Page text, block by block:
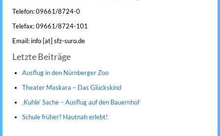
Telefon: 09661/8724-0
Telefax: 09661/8724-101
Email: info [at] sfz-suro.de
Letzte Beiträge
Ausflug in den Nürnberger Zoo
Theater Maskara – Das Glückskind
‚Kuhle‘ Sache – Ausflug auf den Bauernhof
Schule früher? Hautnah erlebt!